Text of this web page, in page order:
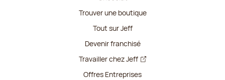
Trouver une boutique
Tout sur Jeff
Devenir franchisé
Travailler chez Jeff
Offres Entreprises